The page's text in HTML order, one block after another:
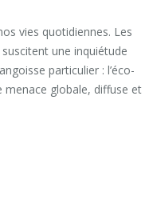
vies quotidiennes. Les
une inquiétude
particulier : l’éco-
menace globale, diffuse et